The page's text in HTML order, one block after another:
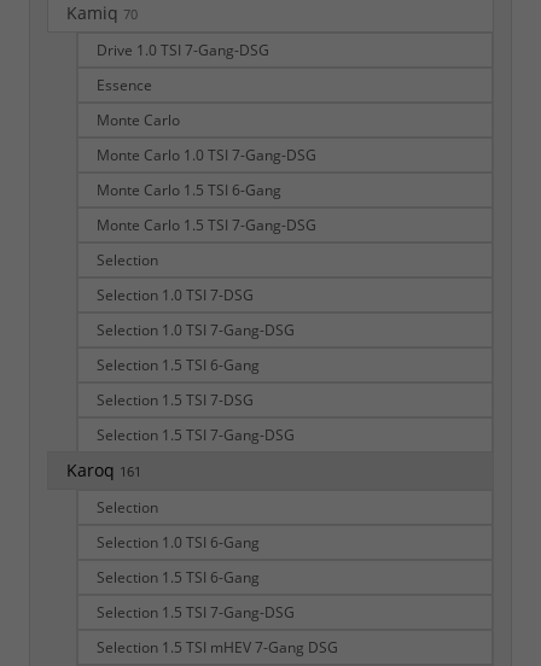
Kamiq 70
Drive 1.0 TSI 7-Gang-DSG
Essence
Monte Carlo
Monte Carlo 1.0 TSI 7-Gang-DSG
Monte Carlo 1.5 TSI 6-Gang
Monte Carlo 1.5 TSI 7-Gang-DSG
Selection
Selection 1.0 TSI 7-DSG
Selection 1.0 TSI 7-Gang-DSG
Selection 1.5 TSI 6-Gang
Selection 1.5 TSI 7-DSG
Selection 1.5 TSI 7-Gang-DSG
Karoq 161
Selection
Selection 1.0 TSI 6-Gang
Selection 1.5 TSI 6-Gang
Selection 1.5 TSI 7-Gang-DSG
Selection 1.5 TSI mHEV 7-Gang DSG